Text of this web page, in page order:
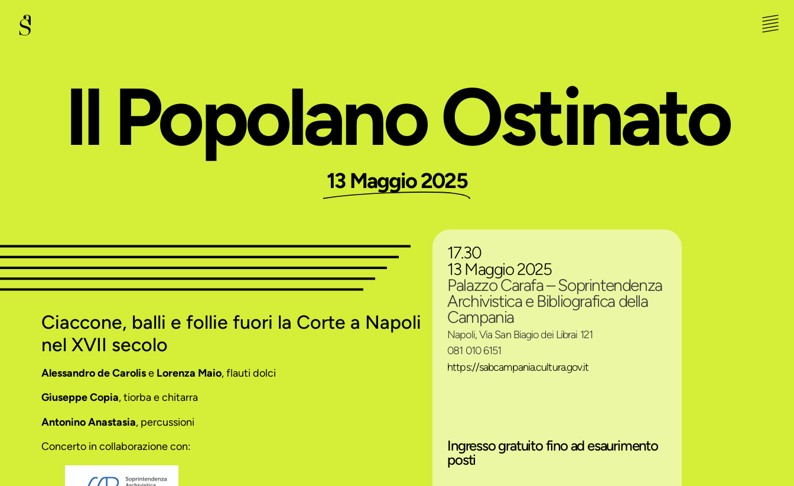
Il Popolano Ostinato
13 Maggio 2025
Ciaccone, balli e follie fuori la Corte a Napoli
nel XVII secolo
Alessandro de Carolise Lorenza Maio, flauti dolci
Giuseppe Copia, tiorba e chitarra
Antonino Anastasia, percussioni
Concerto in collaborazione con:
17.30
13 Maggio 2025
Palazzo Carafa – Soprintendenza
Archivistica e Bibliografica della
Campania
Napoli, Via San Biagio dei Librai 121
081 010 6151
https://sabcampania.cultura.gov.it
Ingresso gratuito fino ad esaurimento
posti